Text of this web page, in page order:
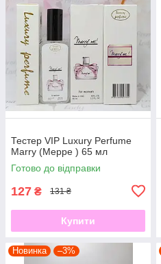
Тестер VIP Luxury Perfume
Marry (Мерре ) 65 мл
Готово до відправки
127 ₴ 131 ₴
Купити
Новинка –3%